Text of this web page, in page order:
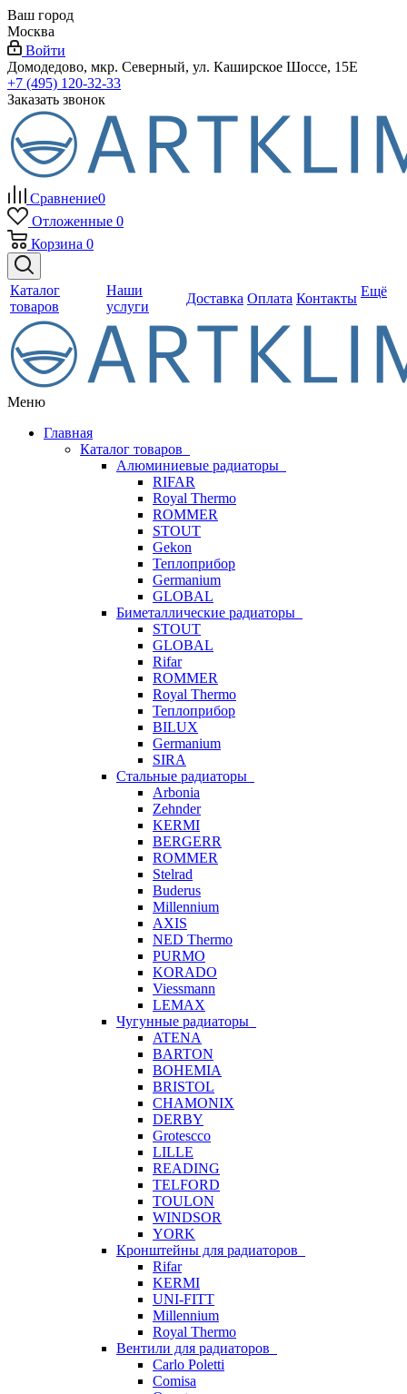
Ваш город
Москва
Войти
Домодедово, мкр. Северный, ул. Каширское Шоссе, 15Е
+7 (495) 120-32-33
Заказать звонок
Сравнение0
Отложенные 0
Корзина 0
Каталог
товаров
Наши
услуги
Доставка Оплата Контакты Ещё
Меню
Главная
Каталог товаров
Алюминиевые радиаторы
RIFAR
Royal Thermo
ROMMER
STOUT
Gekon
Теплоприбор
Germanium
GLOBAL
Биметаллические радиаторы
STOUT
GLOBAL
Rifar
ROMMER
Royal Thermo
Теплоприбор
BILUX
Germanium
SIRA
Стальные радиаторы
Arbonia
Zehnder
KERMI
BERGERR
ROMMER
Stelrad
Buderus
Millennium
AXIS
NED Thermo
PURMO
KORADO
Viessmann
LEMAX
Чугунные радиаторы
ATENA
BARTON
BOHEMIA
BRISTOL
CHAMONIX
DERBY
Grotescco
LILLE
READING
TELFORD
TOULON
WINDSOR
YORK
Кронштейны для радиаторов
Rifar
KERMI
UNI-FITT
Millennium
Royal Thermo
Вентили для радиаторов
Carlo Poletti
Comisa